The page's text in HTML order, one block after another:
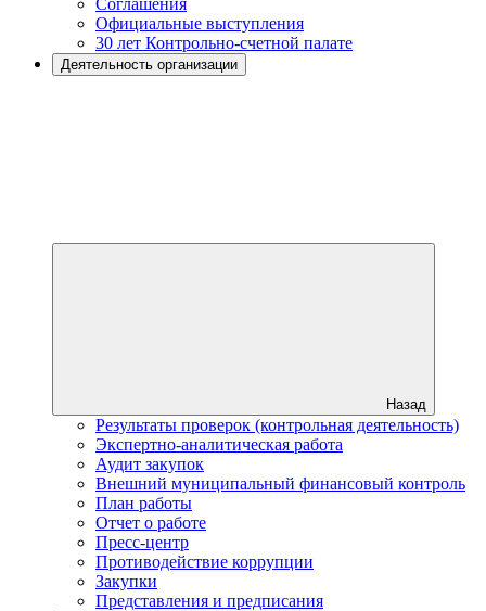
Соглашения
Официальные выступления
30 лет Контрольно-счетной палате
Деятельность организации
Назад
Результаты проверок (контрольная деятельность)
Экспертно-аналитическая работа
Аудит закупок
Внешний муниципальный финансовый контроль
План работы
Отчет о работе
Пресс-центр
Противодействие коррупции
Закупки
Представления и предписания